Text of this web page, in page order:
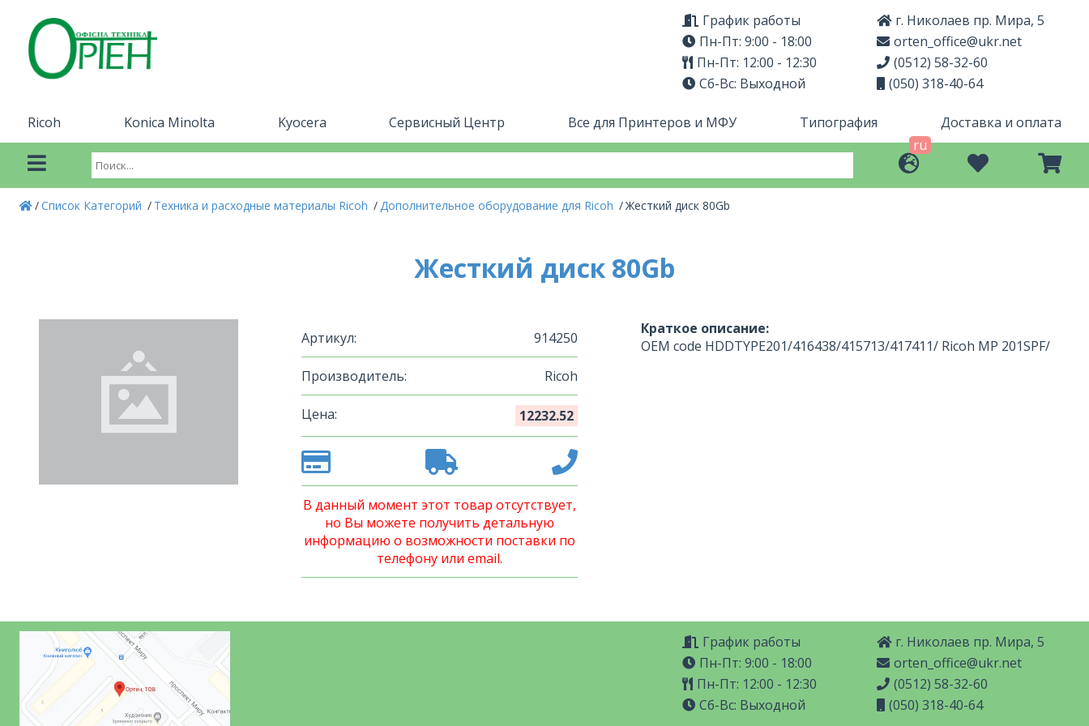
График работы
Пн-Пт: 9:00 - 18:00
Пн-Пт: 12:00 - 12:30
Сб-Вс: Выходной
г. Николаев пр. Мира, 5
orten_office@ukr.net
(0512) 58-32-60
(050) 318-40-64
Ricoh Konica Minolta Kyocera Сервисный Центр Все для Принтеров и МФУ Типография
Доставка и оплата
ru
Список Категорий Техника и расходные материалы Ricoh Дополнительное оборудование для Ricoh Жесткий диск 80Gb
Жесткий диск 80Gb
Артикул: 914250
Производитель: Ricoh
Цена: 12232.52
В данный момент этот товар отсутствует,
но Вы можете получить детальную
информацию о возможности поставки по
телефону или email.
Краткое описание:
OEM code HDDTYPE201/416438/415713/417411/ Ricoh MP 201SPF/
График работы
Пн-Пт: 9:00 - 18:00
Пн-Пт: 12:00 - 12:30
Сб-Вс: Выходной
г. Николаев пр. Мира, 5
orten_office@ukr.net
(0512) 58-32-60
(050) 318-40-64